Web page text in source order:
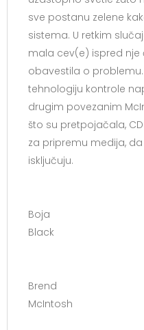
sve postanu zelene
sistema. U retkim
mala cev(e) ispred
obavestila o problemu.
tehnologiju kontrole
drugim povezanim
što su pretpojačala,
za pripremu medija,
isključuju.
Boja
Black
Brend
McIntosh